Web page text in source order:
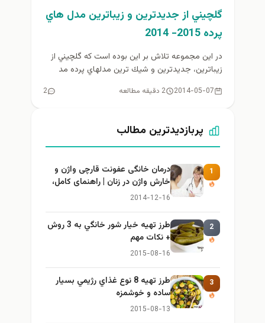
گلچيني از جديدترين و زيباترين مدل هاي
پرده 2015- 2014
در اين مجموعه تلاش بر اين بوده است كه گلچيني از
زيباترين، جديدترين و شيك ترين مدلهاي پرده مد
2014-05-07 2 دقیقه مطالعه 2
پربازدیدترین مطالب
1
درمان خانگی عفونت قارچی واژن و
خارش واژن در زنان | راهنمای کامل،
ایمن و کاربردی
2014-12-16
2
طرز تهيه خیار شور خانگي به 3 روش
+ نكات مهم
2015-08-16
3
طرز تهيه 8 نوع غذاي رژيمي بسيار
ساده و خوشمزه
2015-08-13